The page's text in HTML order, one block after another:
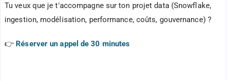
Tu veux que je t'accompagne sur ton projet data (Snowflake,
ingestion, modélisation, performance, coûts, gouvernance) ?
👉 Réserver un appel de 30 minutes